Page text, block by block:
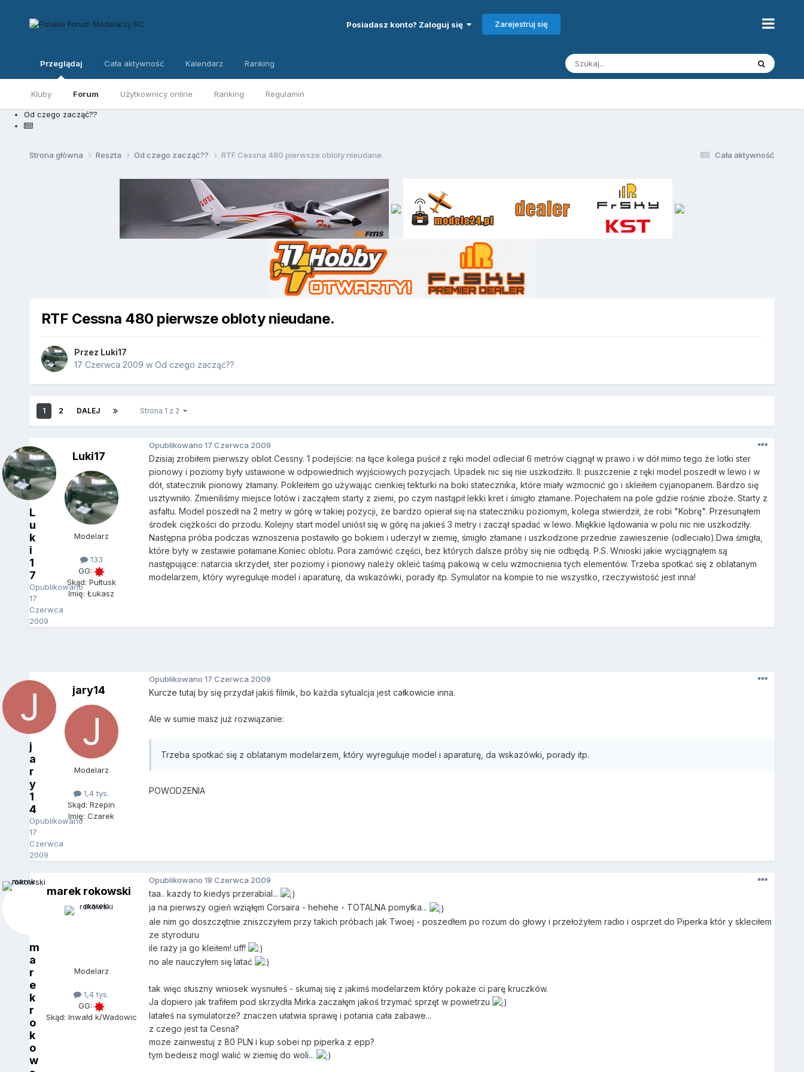
Posiadasz konto? Zaloguj się Zarejestruj się
Przeglądaj
Kluby Forum Użytkownicy online Ranking Regulamin
Cała aktywność Kalendarz Ranking
Od czego zacząć??
Cała aktywność
Strona główna Reszta Od czego zacząć?? RTF Cessna 480 pierwsze obloty nieudane.
RTF Cessna 480 pierwsze obloty nieudane.
Przez Luki17
17 Czerwca 2009 w Od czego zacząć??
1 2 DALEJ Strona 1 z 2
L
u
k
i
1
7
Opublikowano
17
Czerwca
2009
Luki17
Modelarz
133
GG:
Skąd: Pułtusk
Imię: Łukasz
Opublikowano 17 Czerwca 2009
Dzisiaj zrobiłem pierwszy oblot Cessny. 1 podejście: na łące kolega puścił z ręki model odleciał 6 metrów ciągnął w prawo i w dół mimo tego że lotki ster
pionowy i poziomy były ustawione w odpowiednich wyjściowych pozycjach. Upadek nic się nie uszkodziło. II: puszczenie z ręki model poszedł w lewo i w
dół, statecznik pionowy złamany. Pokleiłem go używając cienkiej tekturki na boki statecznika, które miały wzmocnić go i skleiłem cyjanopanem. Bardzo się
usztywniło. Zmieniliśmy miejsce lotów i zacząłem starty z ziemi, po czym nastąpił lekki kret i śmigło złamane. Pojechałem na pole gdzie rośnie zboże. Starty z
asfaltu. Model poszedł na 2 metry w górę w takiej pozycji, że bardzo opierał się na stateczniku poziomym, kolega stwierdził, że robi "Kobrę". Przesunąłem
środek ciężkości do przodu. Kolejny start model uniósł się w górę na jakieś 3 metry i zaczął spadać w lewo. Miękkie lądowania w polu nic nie uszkodziły.
Następna próba podczas wznoszenia postawiło go bokiem i uderzył w ziemię, śmigło złamane i uszkodzone przednie zawieszenie (odleciało).Dwa śmigła,
które były w zestawie połamane.Koniec oblotu. Pora zamówić części, bez których dalsze próby się nie odbędą. P.S. Wnioski jakie wyciągnąłem są
następujące: natarcia skrzydeł, ster poziomy i pionowy należy okleić taśmą pakową w celu wzmocnienia tych elementów. Trzeba spotkać się z oblatanym
modelarzem, który wyreguluje model i aparaturę, da wskazówki, porady itp. Symulator na kompie to nie wszystko, rzeczywistość jest inna!
j
a
r
y
1
4
Opublikowano
17
Czerwca
2009
jary14
Modelarz
1,4 tys.
Skąd: Rzepin
Imię: Czarek
Opublikowano 17 Czerwca 2009
Kurcze tutaj by się przydał jakiś filmik, bo każda sytualcja jest całkowicie inna.
Ale w sumie masz już rozwiązanie:
Trzeba spotkać się z oblatanym modelarzem, który wyreguluje model i aparaturę, da wskazówki, porady itp.
POWODZENIA
m
a
r
e
k
r
o
k
o
w
marek rokowski
Modelarz
1,4 tys.
GG:
Skąd: Inwałd k/Wadowic
Opublikowano 18 Czerwca 2009
taa.. kazdy to kiedys przerabial...
ja na pierwszy ogień wziąłęm Corsaira - hehehe - TOTALNA pomyłka...
ale nim go doszczętnie zniszczyłem przy takich próbach jak Twoej - poszedłem po rozum do głowy i przełożyłem radio i osprzet do Piperka któr y skleciłem
ze styroduru
ile razy ja go kleiłem! uff!
no ale nauczyłem się latać
tak więc słuszny wniosek wysnułeś - skumaj się z jakimś modelarzem który pokaże ci parę kruczków.
Ja dopiero jak trafiłem pod skrzydła Mirka zaczałęm jakoś trzymać sprzęt w powietrzu
latałeś na symulatorze? znaczen ułatwia sprawę i potania cała zabawe...
z czego jest ta Cesna?
moze zainwestuj z 80 PLN i kup sobei np piperka z epp?
tym bedeisz mogl walić w ziemię do woli...